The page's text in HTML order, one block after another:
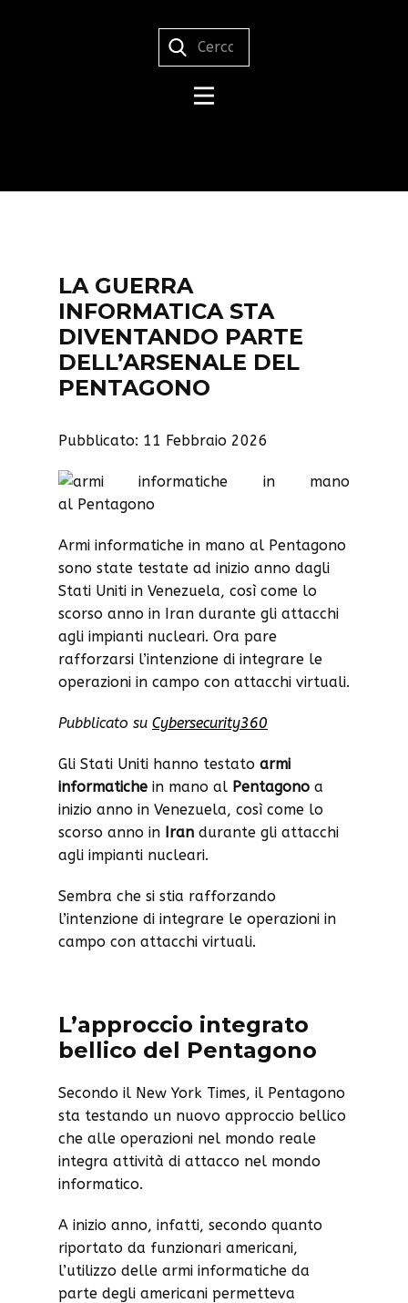
LA GUERRA
INFORMATICA STA
DIVENTANDO PARTE
DELL’ARSENALE DEL
PENTAGONO
Pubblicato: 11 Febbraio 2026
Armi informatiche in mano al Pentagono
sono state testate ad inizio anno dagli
Stati Uniti in Venezuela, così come lo
scorso anno in Iran durante gli attacchi
agli impianti nucleari. Ora pare
rafforzarsi l’intenzione di integrare le
operazioni in campo con attacchi virtuali.
Pubblicato su Cybersecurity360
Gli Stati Uniti hanno testato armi
informatiche in mano al Pentagono a
inizio anno in Venezuela, così come lo
scorso anno in Iran durante gli attacchi
agli impianti nucleari.
Sembra che si stia rafforzando
l’intenzione di integrare le operazioni in
campo con attacchi virtuali.
L’approccio integrato
bellico del Pentagono
Secondo il New York Times, il Pentagono
sta testando un nuovo approccio bellico
che alle operazioni nel mondo reale
integra attività di attacco nel mondo
informatico.
A inizio anno, infatti, secondo quanto
riportato da funzionari americani,
l’utilizzo delle armi informatiche da
parte degli americani permetteva